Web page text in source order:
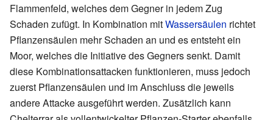
Flammenfeld, welches dem Gegner in jedem Zug
Schaden zufügt. In Kombination mitWassersäulen richtet
Pflanzensäulen mehr Schaden an und es entsteht ein
Moor, welches die Initiative des Gegners senkt. Damit
diese Kombinationsattacken funktionieren, muss jedoch
zuerst Pflanzensäulen und im Anschluss die jeweils
andere Attacke ausgeführt werden. Zusätzlich kann